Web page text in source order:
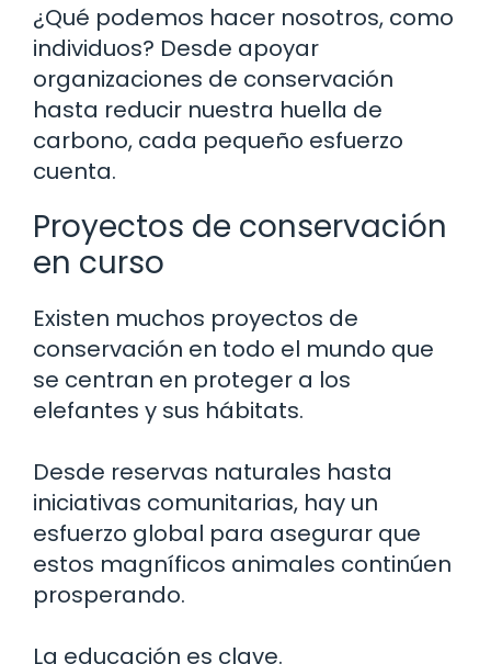
¿Qué podemos hacer nosotros, como
individuos? Desde apoyar
organizaciones de conservación
hasta reducir nuestra huella de
carbono, cada pequeño esfuerzo
cuenta.
Proyectos de conservación
en curso
Existen muchos proyectos de
conservación en todo el mundo que
se centran en proteger a los
elefantes y sus hábitats.
Desde reservas naturales hasta
iniciativas comunitarias, hay un
esfuerzo global para asegurar que
estos magníficos animales continúen
prosperando.
La educación es clave.